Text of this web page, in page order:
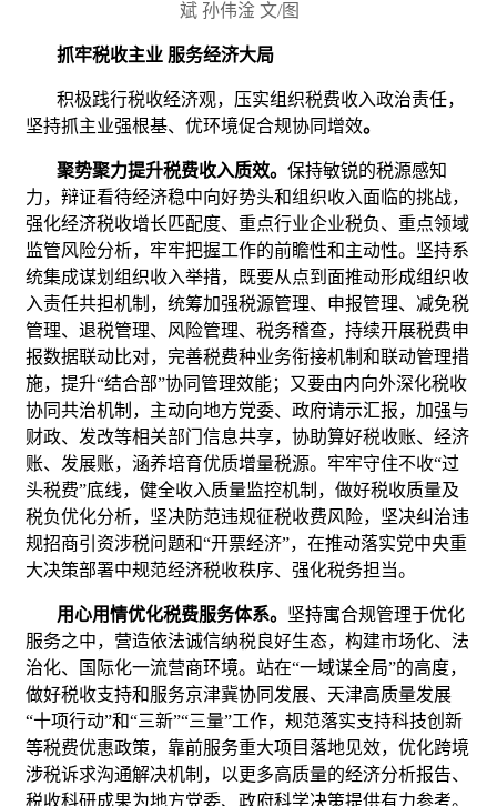
斌 孙伟淦 文/图
抓牢税收主业 服务经济大局
积极践行税收经济观，压实组织税费收入政治责任，
坚持抓主业强根基、优环境促合规协同增效。
聚势聚力提升税费收入质效。保持敏锐的税源感知
力，辩证看待经济稳中向好势头和组织收入面临的挑战，
强化经济税收增长匹配度、重点行业企业税负、重点领域
监管风险分析，牢牢把握工作的前瞻性和主动性。坚持系
统集成谋划组织收入举措，既要从点到面推动形成组织收
入责任共担机制，统筹加强税源管理、申报管理、减免税
管理、退税管理、风险管理、税务稽查，持续开展税费申
报数据联动比对，完善税费种业务衔接机制和联动管理措
施，提升“结合部”协同管理效能；又要由内向外深化税收
协同共治机制，主动向地方党委、政府请示汇报，加强与
财政、发改等相关部门信息共享，协助算好税收账、经济
账、发展账，涵养培育优质增量税源。牢牢守住不收“过
头税费”底线，健全收入质量监控机制，做好税收质量及
税负优化分析，坚决防范违规征税收费风险，坚决纠治违
规招商引资涉税问题和“开票经济”，在推动落实党中央重
大决策部署中规范经济税收秩序、强化税务担当。
用心用情优化税费服务体系。 坚持寓合规管理于优化
服务之中，营造依法诚信纳税良好生态，构建市场化、法
治化、国际化一流营商环境。站在“一域谋全局”的高度，
做好税收支持和服务京津冀协同发展、天津高质量发展
“十项行动”和“三新”“三量”工作，规范落实支持科技创新
等税费优惠政策，靠前服务重大项目落地见效，优化跨境
涉税诉求沟通解决机制，以更多高质量的经济分析报告、
税收科研成果为地方党委、政府科学决策提供有力参考。